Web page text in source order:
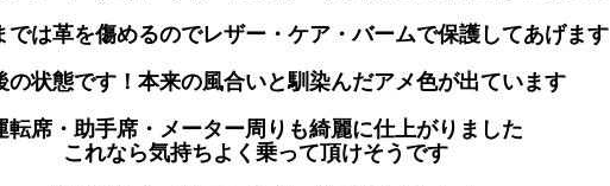
では革を傷めるのでレザー・ケア・バームで保護してあげます
の状態です！本来の風合いと馴染んだアメ色が出ています
転席・助手席・メーター周りも綺麗に仕上がりました
これなら気持ちよく乗って頂けそうです